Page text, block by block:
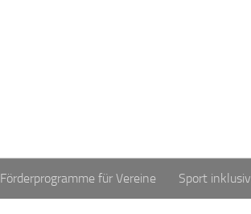
Förderprogramme für Vereine Sport inklusiv